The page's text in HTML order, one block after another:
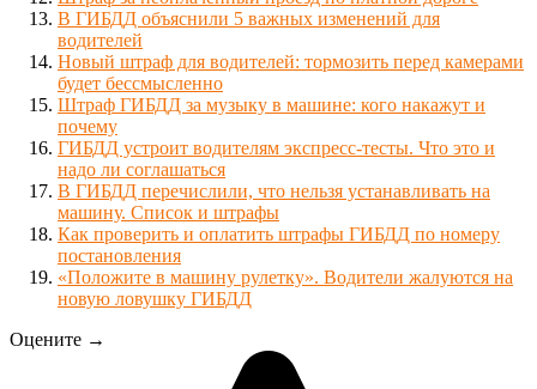
В ГИБДД объяснили 5 важных изменений для
водителей
Новый штраф для водителей: тормозить перед камерами
будет бессмысленно
Штраф ГИБДД за музыку в машине: кого накажут и
почему
ГИБДД устроит водителям экспресс-тесты. Что это и
надо ли соглашаться
В ГИБДД перечислили, что нельзя устанавливать на
машину. Список и штрафы
Как проверить и оплатить штрафы ГИБДД по номеру
постановления
«Положите в машину рулетку». Водители жалуются на
новую ловушку ГИБДД
Оцените →